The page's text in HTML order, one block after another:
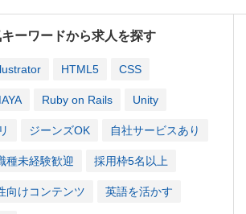
キーワードから求人を探す
HTML5 CSS
Ruby on Rails Unity
ジーンズOK 自社サービスあり
種未経験歓迎 採用枠5名以上
向けコンテンツ 英語を活かす